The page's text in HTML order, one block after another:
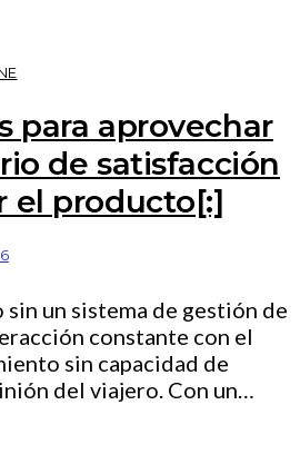
para aprovechar
de satisfacción
el producto[:]
un sistema de gestión de
constante con el
sin capacidad de
del viajero. Con un…